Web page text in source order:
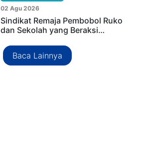
02 Agu 2026
Sindikat Remaja Pembobol Ruko
dan Sekolah yang Beraksi…
Baca Lainnya